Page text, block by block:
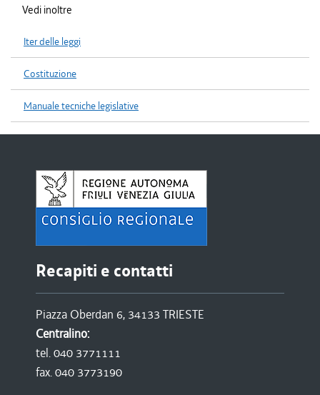
Vedi inoltre
Iter delle leggi
Costituzione
Manuale tecniche legislative
Recapiti e contatti
Piazza Oberdan 6, 34133 TRIESTE
Centralino:
tel. 040 3771111
fax. 040 3773190